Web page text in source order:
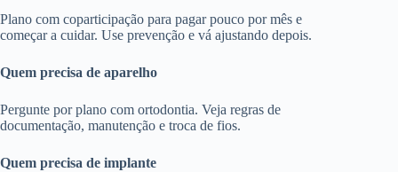
Plano com coparticipação para pagar pouco por mês e
começar a cuidar. Use prevenção e vá ajustando depois.
Quem precisa de aparelho
Pergunte por plano com ortodontia. Veja regras de
documentação, manutenção e troca de fios.
Quem precisa de implante